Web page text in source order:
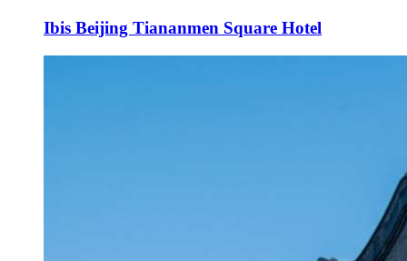
Ibis Beijing Tiananmen Square Hotel